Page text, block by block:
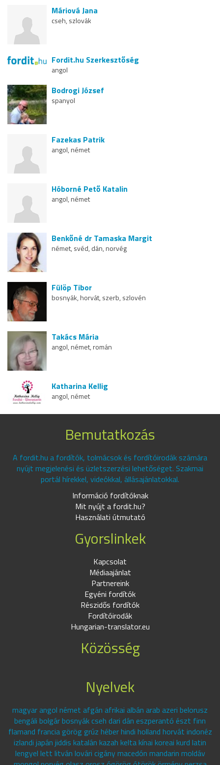
Máriová Jana
cseh, szlovák
Fordit.hu Szerkesztőség
angol
Bodrogi József
spanyol
Fazekas Patrik
angol, német
Hóborné Pető Katalin
angol, német
Benkőné dr Tamaska Margit
német, svéd, dán, norvég
Fülöp Tibor
bosnyák, horvát, szerb, szlovén
Takács Mária
angol, német, román
Katharina Kellig
angol, német
Bemutatkozás
A fordit.hu a fordítók, tolmácsok és fordítóirodák számára
nyújt megjelenési és üzletszerzési lehetőséget. Szakmai
portál hírekkel, videókkal, állásajánlatokkal.
Információ fordítóknak
Mit nyújt a fordit.hu?
Használati útmutató
Gyorslinkek
Kapcsolat
Médiaajánlat
Partnereink
Egyéni fordítók
Részidős fordítók
Fordítóirodák
Hungarian-translator.eu
Közösség
Nyelvek
magyar angol német afgán afrikai albán arab azeri belorusz
bengáli bolgár bosnyák cseh dari dán eszperantó észt finn
flamand francia görög grúz héber hindi holland horvát indonéz
izlandi japán jiddis katalán kazah kelta kínai koreai kurd latin
lengyel lett litván lovári cigány macedón mandarin moldáv